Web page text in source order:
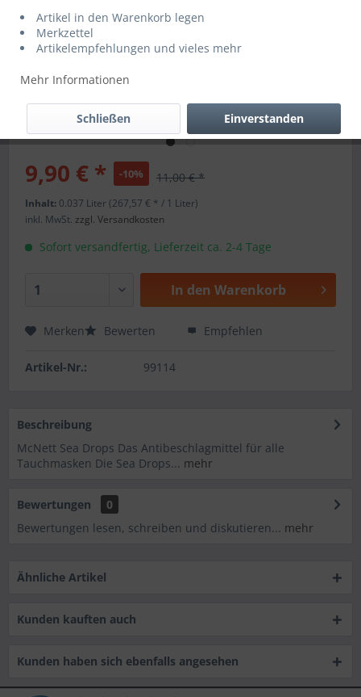
9,90 € * -10% 11,00 € *
Inhalt: 0.037 Liter (267,57 € * / 1 Liter)
inkl. MwSt. zzgl. Versandkosten
Sofort versandfertig, Lieferzeit ca. 2-4 Tage
In den Warenkorb
Merken Bewerten Empfehlen
Artikel-Nr.: 99114
Beschreibung
McNett Sea Drops Das Antibeschlagmittel für alle
Tauchmasken Die Sea Drops... mehr
Bewertungen
0
Bewertungen lesen, schreiben und diskutieren... mehr
Ähnliche Artikel
Kunden kauften auch
Kunden haben sich ebenfalls angesehen
Artikel in den Warenkorb legen
Merkzettel
Artikelempfehlungen und vieles mehr
Mehr Informationen
Einverstanden
Schließen